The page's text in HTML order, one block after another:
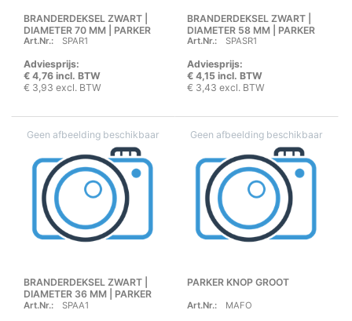
BRANDERDEKSEL ZWART |
DIAMETER 70 MM | PARKER
Art.Nr.: SPAR1
Adviesprijs:
€ 4,76 incl. BTW
€ 3,93 excl. BTW
BRANDERDEKSEL ZWART |
DIAMETER 58 MM | PARKER
Art.Nr.: SPASR1
Adviesprijs:
€ 4,15 incl. BTW
€ 3,43 excl. BTW
BRANDERDEKSEL ZWART |
DIAMETER 36 MM | PARKER
Art.Nr.: SPAA1
PARKER KNOP GROOT
Art.Nr.: MAFO